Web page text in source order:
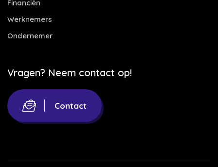
Financiën
Werknemers
Ondernemer
Vragen? Neem contact op!
Contact